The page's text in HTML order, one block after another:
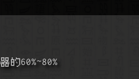
的60%~80%